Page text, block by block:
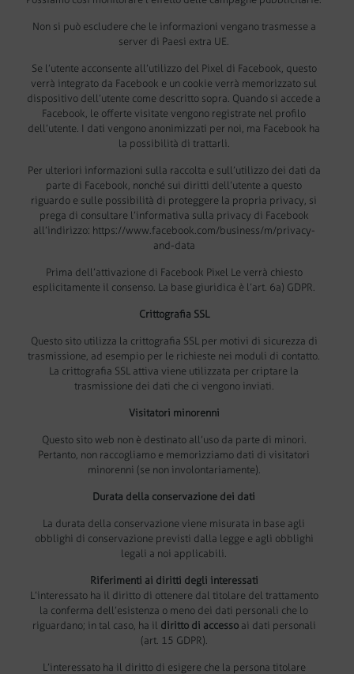
Non si può escludere che le informazioni vengano trasmesse a
server di Paesi extra UE.
Se l’utente acconsente all’utilizzo del Pixel di Facebook, questo
verrà integrato da Facebook e un cookie verrà memorizzato sul
dispositivo dell’utente come descritto sopra. Quando si accede a
Facebook, le offerte visitate vengono registrate nel profilo
dell’utente. I dati vengono anonimizzati per noi, ma Facebook ha
la possibilità di trattarli.
Per ulteriori informazioni sulla raccolta e sull’utilizzo dei dati da
parte di Facebook, nonché sui diritti dell’utente a questo
riguardo e sulle possibilità di proteggere la propria privacy, si
prega di consultare l’informativa sulla privacy di Facebook
all’indirizzo: https://www.facebook.com/business/m/privacy-
and-data
Prima dell’attivazione di Facebook Pixel Le verrà chiesto
esplicitamente il consenso. La base giuridica è l’art. 6a) GDPR.
Crittografia SSL
Questo sito utilizza la crittografia SSL per motivi di sicurezza di
trasmissione, ad esempio per le richieste nei moduli di contatto.
La crittografia SSL attiva viene utilizzata per criptare la
trasmissione dei dati che ci vengono inviati.
Visitatori minorenni
Questo sito web non è destinato all’uso da parte di minori.
Pertanto, non raccogliamo e memorizziamo dati di visitatori
minorenni (se non involontariamente).
Durata della conservazione dei dati
La durata della conservazione viene misurata in base agli
obblighi di conservazione previsti dalla legge e agli obblighi
legali a noi applicabili.
Riferimenti ai diritti degli interessati
L’interessato ha il diritto di ottenere dal titolare del trattamento
la conferma dell’esistenza o meno dei dati personali che lo
riguardano; in tal caso, ha il diritto di accesso ai dati personali
(art. 15 GDPR).
L’interessato ha il diritto di esigere che la persona titolare